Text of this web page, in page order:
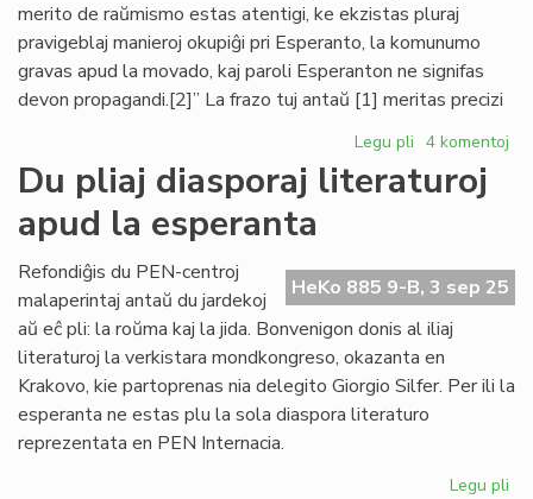
merito de raŭmismo estas atentigi, ke ekzistas pluraj
pravigeblaj manieroj okupiĝi pri Esperanto, la komunumo
gravas apud la movado, kaj paroli Esperanton ne signifas
devon propagandi.[2]” La frazo tuj antaŭ [1] meritas precizi
Legu pli pri
Opinio
de
meritas
precizigon
kaj
refuton
4 komentoj
Du pliaj diasporaj literaturoj
apud la esperanta
HeKo 885 9-B, 3 sep 25
Refondiĝis du PEN-centroj
malaperintaj antaŭ du jardekoj
aŭ eĉ pli: la roŭma kaj la jida. Bonvenigon donis al iliaj
literaturoj la verkistara mondkongreso, okazanta en
Krakovo, kie partoprenas nia delegito Giorgio Silfer. Per ili la
esperanta ne estas plu la sola diaspora literaturo
reprezentata en PEN Internacia.
Legu pli